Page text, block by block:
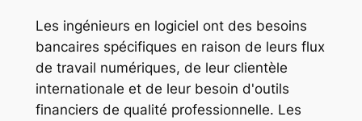
Les ingénieurs en logiciel ont des besoins
bancaires spécifiques en raison de leurs flux
de travail numériques, de leur clientèle
internationale et de leur besoin d'outils
financiers de qualité professionnelle. Les